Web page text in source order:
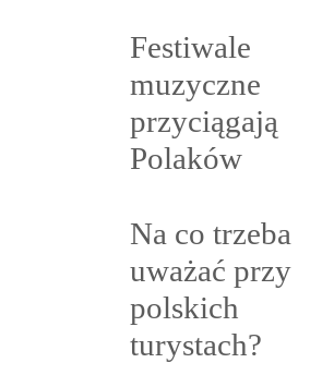
Festiwale
muzyczne
przyciągają
Polaków
Na co trzeba
uważać przy
polskich
turystach?